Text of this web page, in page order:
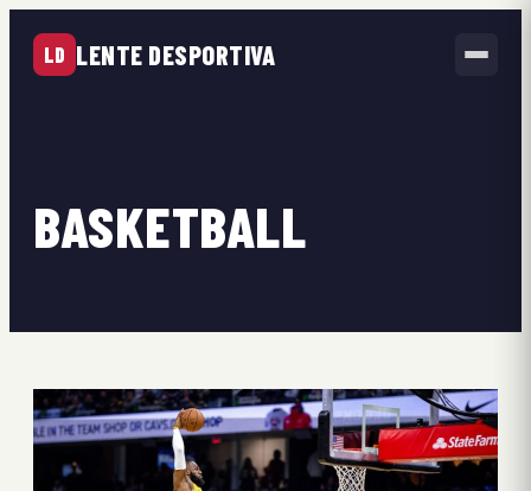
LD LENTE DESPORTIVA
BASKETBALL